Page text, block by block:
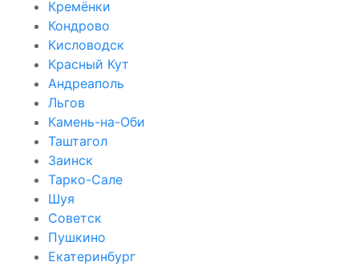
Кремёнки
Кондрово
Кисловодск
Красный Кут
Андреаполь
Льгов
Камень-на-Оби
Таштагол
Заинск
Тарко-Сале
Шуя
Советск
Пушкино
Екатеринбург